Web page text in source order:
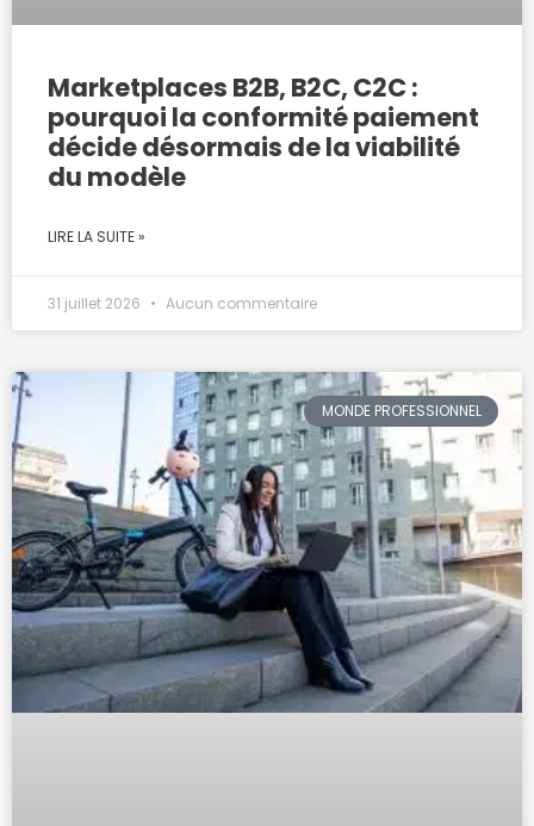
Marketplaces B2B, B2C, C2C :
pourquoi la conformité paiement
décide désormais de la viabilité
du modèle
LIRE LA SUITE »
31 juillet 2026 Aucun commentaire
MONDE PROFESSIONNEL